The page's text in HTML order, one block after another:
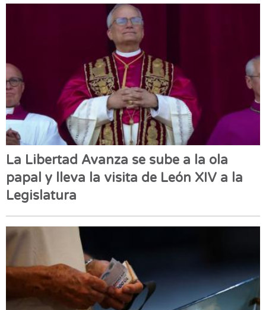
La Libertad Avanza se sube a la ola
papal y lleva la visita de León XIV a la
Legislatura